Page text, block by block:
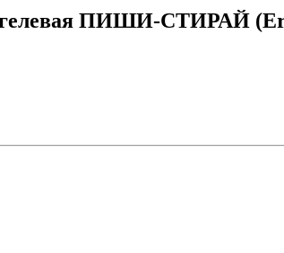
гелевая ПИШИ-СТИРАЙ